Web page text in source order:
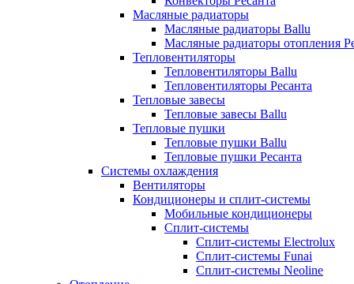
Масляные радиаторы
Масляные радиаторы Ballu
Масляные радиаторы отопления
Тепловентиляторы
Тепловентиляторы Ballu
Тепловентиляторы Ресанта
Тепловые завесы
Тепловые завесы Ballu
Тепловые пушки
Тепловые пушки Ballu
Тепловые пушки Ресанта
Системы охлаждения
Вентиляторы
Кондиционеры и сплит-системы
Мобильные кондиционеры
Сплит-системы
Сплит-системы Electrolux
Сплит-системы Funai
Сплит-системы Neoline